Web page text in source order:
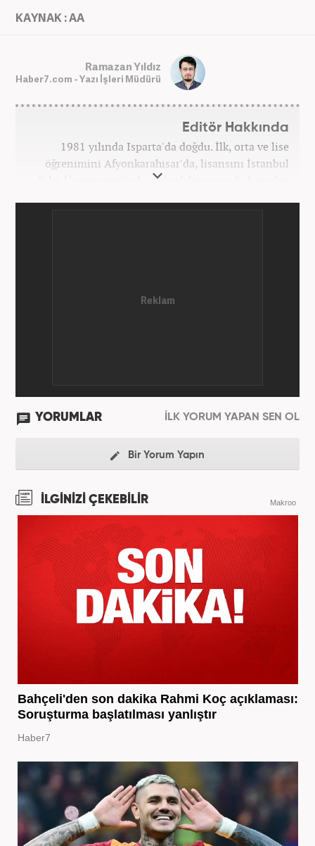
KAYNAK : AA
Ramazan Yıldız
Haber7.com - Yazı İşleri Müdürü
Editör Hakkında
1981 yılında Isparta'da doğdu. İlk, orta ve lise
öğrenimini Afyonkarahisar'da, lisansını İstanbul
Bilgi Üniversitesi'nde, yüksek lisansını Bahçeşehir
Haber7’de gece editörlüğüne başladı. Halen
YORUMLAR İLK YORUM YAPAN SEN OL
Bir Yorum Yapın
İLGİNİZİ ÇEKEBİLİR Makroo
Bahçeli'den son dakika Rahmi Koç açıklaması:
Soruşturma başlatılması yanlıştır
Haber7